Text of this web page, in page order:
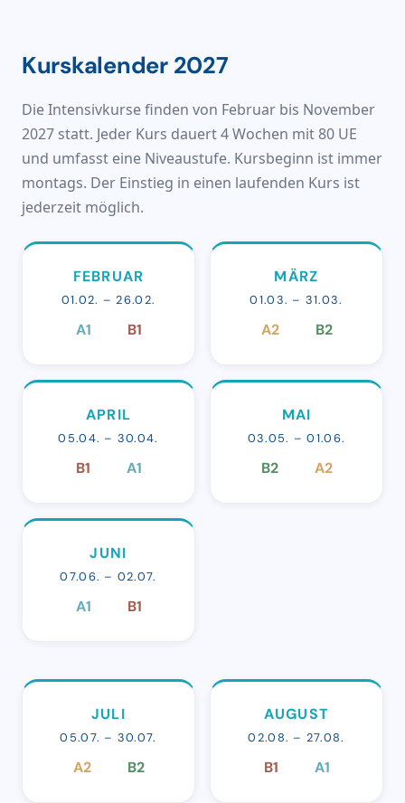
Kurskalender 2027
Die Intensivkurse finden von Februar bis November
2027 statt. Jeder Kurs dauert 4 Wochen mit 80 UE
und umfasst eine Niveaustufe. Kursbeginn ist immer
montags. Der Einstieg in einen laufenden Kurs ist
jederzeit möglich.
FEBRUAR
01.02. – 26.02.
A1 B1
MÄRZ
01.03. – 31.03.
A2 B2
APRIL
05.04. – 30.04.
B1 A1
MAI
03.05. – 01.06.
B2 A2
JUNI
07.06. – 02.07.
A1 B1
JULI
05.07. – 30.07.
A2 B2
AUGUST
02.08. – 27.08.
B1 A1